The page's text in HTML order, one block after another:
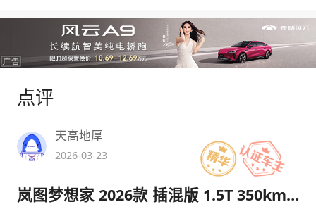
点评
天高地厚
2026-03-23
岚图梦想家 2026款 插混版 1.5T 350km 四驱乾崑Max